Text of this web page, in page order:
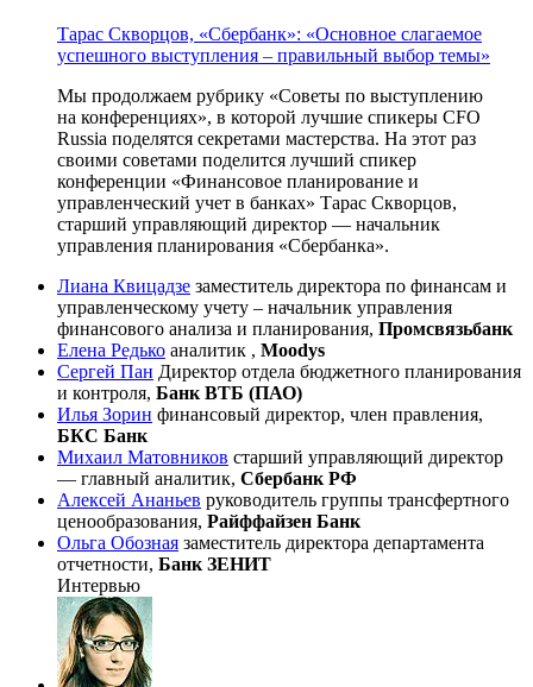
Тарас Скворцов, «Сбербанк»: «Основное слагаемое
успешного выступления – правильный выбор темы»
Мы продолжаем рубрику «Советы по выступлению
на конференциях», в которой лучшие спикеры CFO
Russia поделятся секретами мастерства. На этот раз
своими советами поделится лучший спикер
конференции «Финансовое планирование и
управленческий учет в банках» Тарас Скворцов,
старший управляющий директор — начальник
управления планирования «Сбербанка».
Лиана Квицадзе заместитель директора по финансам и
управленческому учету – начальник управления
финансового анализа и планирования, Промсвязьбанк
Елена Редько аналитик , Moodys
Сергей Пан Директор отдела бюджетного планирования
и контроля, Банк ВТБ (ПАО)
Илья Зорин финансовый директор, член правления,
БКС Банк
Михаил Матовников старший управляющий директор
— главный аналитик, Сбербанк РФ
Алексей Ананьев руководитель группы трансфертного
ценообразования, Райффайзен Банк
Ольга Обозная заместитель директора департамента
отчетности, Банк ЗЕНИТ
Интервью